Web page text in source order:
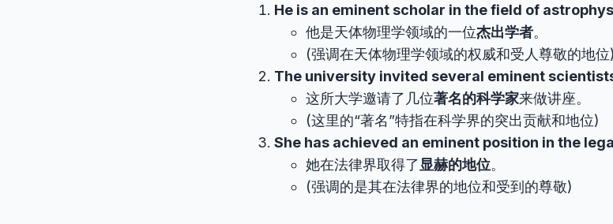
He is an eminent scholar in the field of
他是天体物理学领域的一位杰出学者。
(强调在天体物理学领域的权威和受人尊敬的地位)
The university invited several eminent
这所大学邀请了几位著名的科学家来做讲座。
(这里的“著名”特指在科学界的突出贡献和地位)
She has achieved an eminent position in the
她在法律界取得了显赫的地位。
(强调的是其在法律界的地位和受到的尊敬)